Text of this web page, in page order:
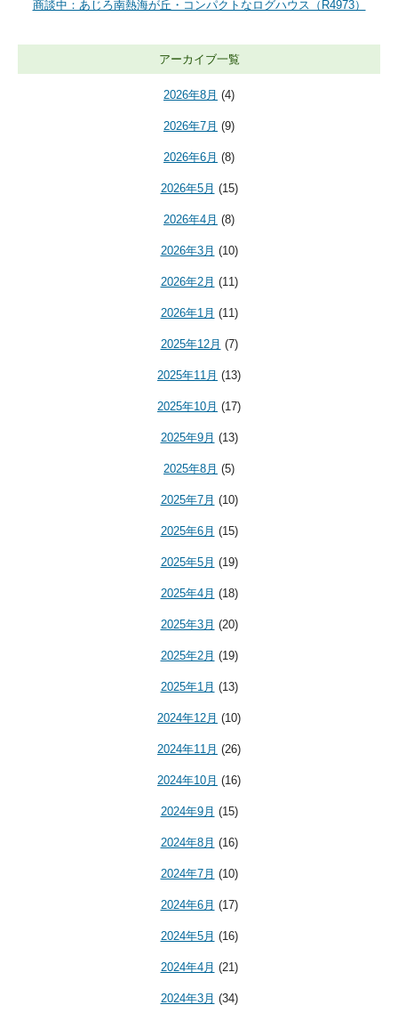
商談中：あじろ南熱海が丘・コンパクトなログハウス（R4973）
アーカイブ一覧
2026年8月 (4)
2026年7月 (9)
2026年6月 (8)
2026年5月 (15)
2026年4月 (8)
2026年3月 (10)
2026年2月 (11)
2026年1月 (11)
2025年12月 (7)
2025年11月 (13)
2025年10月 (17)
2025年9月 (13)
2025年8月 (5)
2025年7月 (10)
2025年6月 (15)
2025年5月 (19)
2025年4月 (18)
2025年3月 (20)
2025年2月 (19)
2025年1月 (13)
2024年12月 (10)
2024年11月 (26)
2024年10月 (16)
2024年9月 (15)
2024年8月 (16)
2024年7月 (10)
2024年6月 (17)
2024年5月 (16)
2024年4月 (21)
2024年3月 (34)